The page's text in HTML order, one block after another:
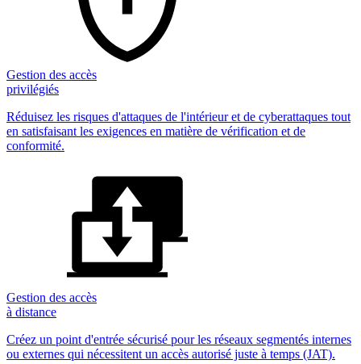
Gestion des accès
privilégiés
Réduisez les risques d'attaques de l'intérieur et de cyberattaques tout
en satisfaisant les exigences en matière de vérification et de
conformité.
Gestion des accès
à distance
Créez un point d'entrée sécurisé pour les réseaux segmentés internes
ou externes qui nécessitent un accès autorisé juste à temps (JAT).